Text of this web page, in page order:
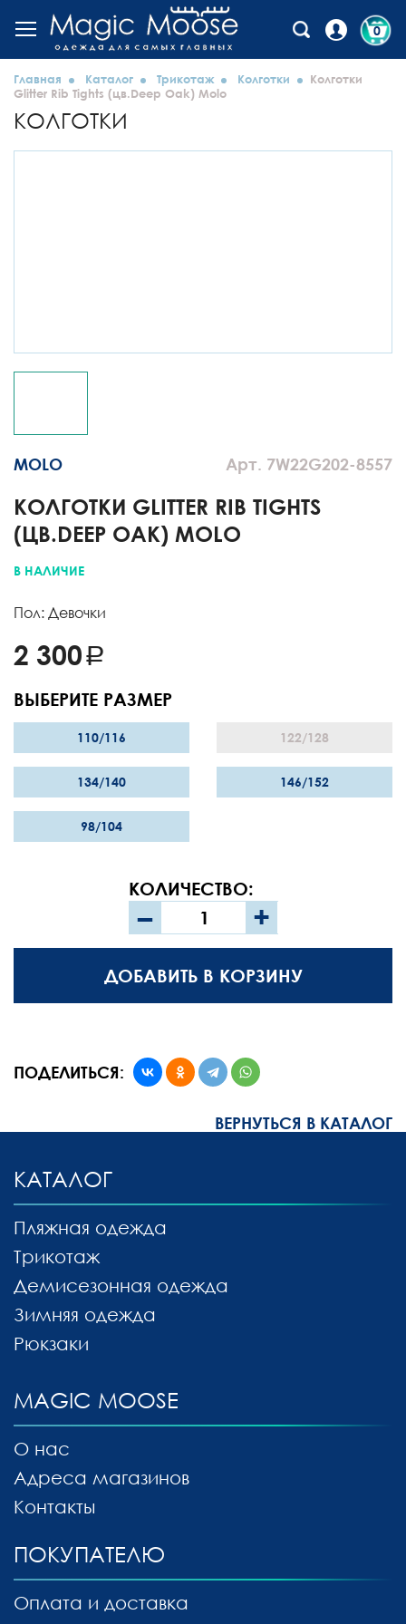
0
Главная Каталог Трикотаж Колготки
Колготки
Glitter Rib Tights (цв.Deep Oak) Molo
КОЛГОТКИ
Арт. 7W22G202-8557
MOLO
КОЛГОТКИ GLITTER RIB TIGHTS
(ЦВ.DEEP OAK) MOLO
В НАЛИЧИЕ
Пол: Девочки
2 300
ВЫБЕРИТЕ РАЗМЕР
110/116 122/128
134/140 146/152
98/104
КОЛИЧЕСТВО:
– +
ДОБАВИТЬ В КОРЗИНУ
ПОДЕЛИТЬСЯ:
ВЕРНУТЬСЯ В КАТАЛОГ
MAGIC MOOSE
О нас
Адреса магазинов
Контакты
КАТАЛОГ
Пляжная одежда
Трикотаж
Демисезонная одежда
Зимняя одежда
Рюкзаки
ПОКУПАТЕЛЮ
Оплата и доставка